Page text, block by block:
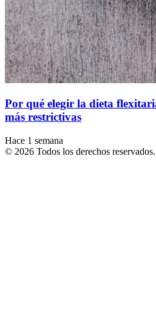
Por qué elegir la dieta
más restrictivas
Hace 1 semana
© 2026 Todos los derechos reservados.